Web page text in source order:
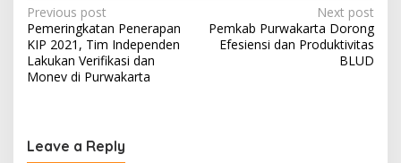
Post
navigation
Previous post
Pemeringkatan Penerapan
KIP 2021, Tim Independen
Lakukan Verifikasi dan
Monev di Purwakarta
Next post
Pemkab Purwakarta Dorong
Efesiensi dan Produktivitas
BLUD
Leave a Reply